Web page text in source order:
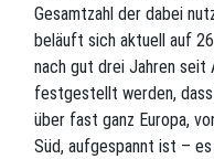
Gesamtzahl der dabei
beläuft sich aktuell auf
nach gut drei Jahren
festgestellt werden,
über fast ganz Europa,
Süd, aufgespannt ist –